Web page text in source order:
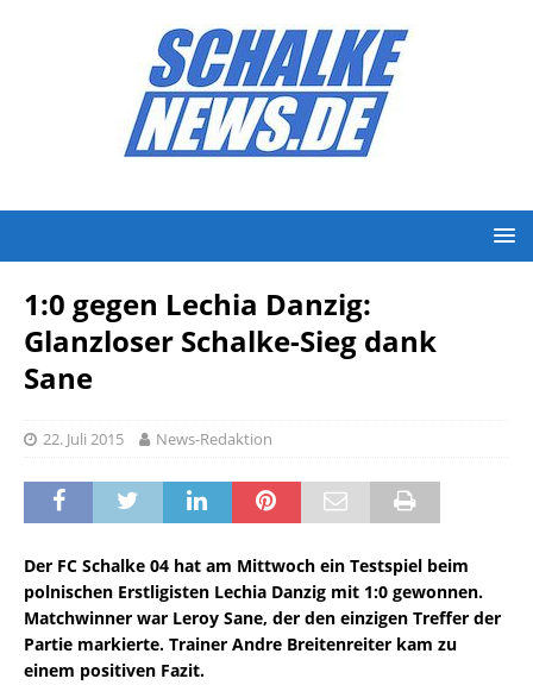
1:0 gegen Lechia Danzig:
Glanzloser Schalke-Sieg dank
Sane
22. Juli 2015 News-Redaktion
Der FC Schalke 04 hat am Mittwoch ein Testspiel beim
polnischen Erstligisten Lechia Danzig mit 1:0 gewonnen.
Matchwinner war Leroy Sane, der den einzigen Treffer der
Partie markierte. Trainer Andre Breitenreiter kam zu
einem positiven Fazit.